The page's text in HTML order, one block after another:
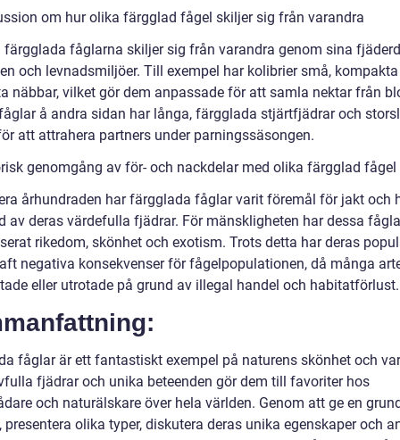
om hur olika färgglad fågel skiljer sig från varandra
färgglada fåglarna skiljer sig från varandra genom sina
och levnadsmiljöer. Till exempel har kolibrier små,
näbbar, vilket gör dem anpassade för att samla nektar från
å andra sidan har långa, färgglada stjärtfjädrar och
att attrahera partners under parningssäsongen.
genomgång av för- och nackdelar med olika färgglad fågel
århundraden har färgglada fåglar varit föremål för jakt och
av deras värdefulla fjädrar. För mänskligheten har dessa
rikedom, skönhet och exotism. Trots detta har deras
negativa konsekvenser för fågelpopulationen, då många
eller utrotade på grund av illegal handel och habitatförlust.
fåglar är ett fantastiskt exempel på naturens skönhet och
fjädrar och unika beteenden gör dem till favoriter hos
och naturälskare över hela världen. Genom att ge en
presentera olika typer, diskutera deras unika egenskaper och